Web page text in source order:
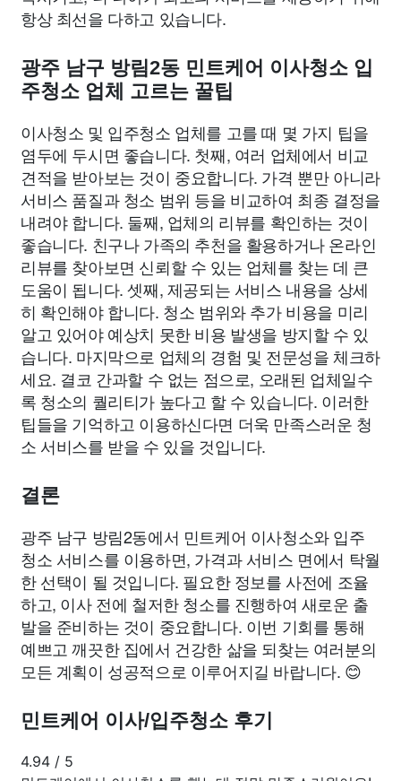
항상 최선을 다하고 있습니다.
광주 남구 방림2동 민트케어 이사청소 입
주청소 업체 고르는 꿀팁
이사청소 및 입주청소 업체를 고를 때 몇 가지 팁을
염두에 두시면 좋습니다. 첫째, 여러 업체에서 비교
견적을 받아보는 것이 중요합니다. 가격 뿐만 아니라
서비스 품질과 청소 범위 등을 비교하여 최종 결정을
내려야 합니다. 둘째, 업체의 리뷰를 확인하는 것이
좋습니다. 친구나 가족의 추천을 활용하거나 온라인
리뷰를 찾아보면 신뢰할 수 있는 업체를 찾는 데 큰
도움이 됩니다. 셋째, 제공되는 서비스 내용을 상세
히 확인해야 합니다. 청소 범위와 추가 비용을 미리
알고 있어야 예상치 못한 비용 발생을 방지할 수 있
습니다. 마지막으로 업체의 경험 및 전문성을 체크하
세요. 결코 간과할 수 없는 점으로, 오래된 업체일수
록 청소의 퀄리티가 높다고 할 수 있습니다. 이러한
팁들을 기억하고 이용하신다면 더욱 만족스러운 청
소 서비스를 받을 수 있을 것입니다.
결론
광주 남구 방림2동에서 민트케어 이사청소와 입주
청소 서비스를 이용하면, 가격과 서비스 면에서 탁월
한 선택이 될 것입니다. 필요한 정보를 사전에 조율
하고, 이사 전에 철저한 청소를 진행하여 새로운 출
발을 준비하는 것이 중요합니다. 이번 기회를 통해
예쁘고 깨끗한 집에서 건강한 삶을 되찾는 여러분의
모든 계획이 성공적으로 이루어지길 바랍니다. 😊
민트케어 이사/입주청소 후기
4.94 / 5